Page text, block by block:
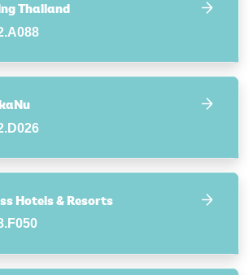
Thailand
Hotels & Resorts